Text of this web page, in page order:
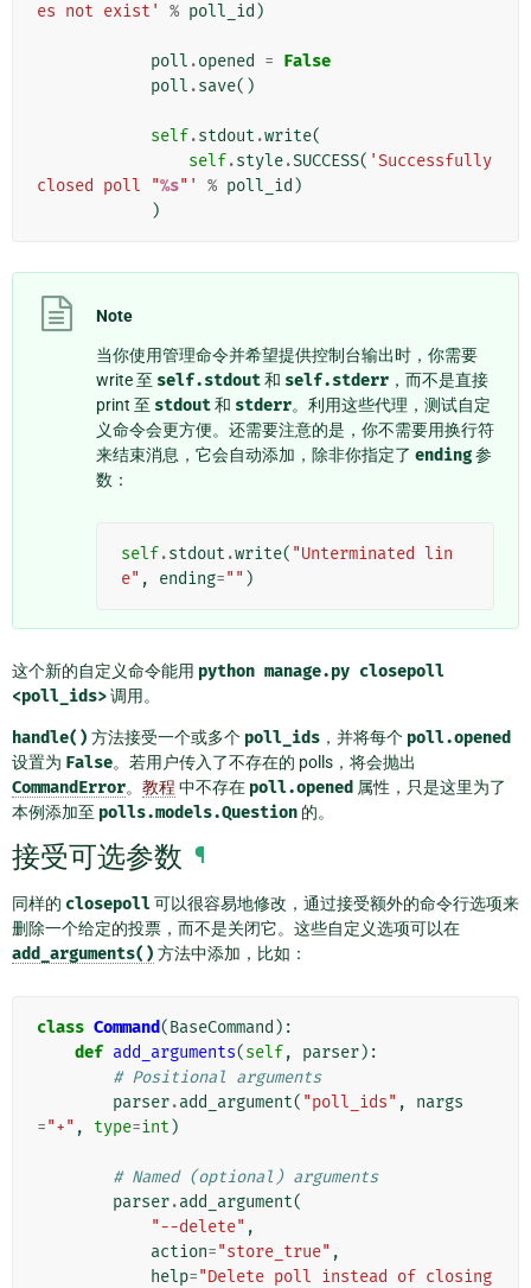
es not exist'
% poll_id )
poll .opened = False
poll .save()
self.stdout .write(
self.style.SUCCESS( 'Successfully
closed poll "%s"' % poll_id )
)
Note
当你使用管理命令并希望提供控制台输出时，你需要
write 至 self.stdout和 self.stderr ，而不是直接
print 至 stdout和 stderr。利用这些代理，测试自定
义命令会更方便。还需要注意的是，你不需要用换行符
来结束消息，它会自动添加，除非你指定了 ending参
数：
self.stdout .write( "Unterminated lin
e" , ending="" )
这个新的自定义命令能用 python manage.py closepoll
<poll_ids>调用。
handle() 方法接受一个或多个 poll_ids ，并将每个 poll.opened
设置为 False。若用户传入了不存在的 polls，将会抛出
CommandError。 教程 中不存在 poll.opened 属性，只是这里为了
本例添加至 polls.models.Question 的。
接受可选参数 ¶
同样的 closepoll可以很容易地修改，通过接受额外的命令行选项来
删除一个给定的投票，而不是关闭它。这些自定义选项可以在
add_arguments() 方法中添加，比如：
class Command(BaseCommand ):
def add_arguments(self, parser):
# Positional arguments
parser.add_argument( "poll_ids" ,
nargs
="+" , type=int )
# Named (optional) arguments
parser.add_argument(
"--delete" ,
action="store_true" ,
help="Delete poll instead of closing